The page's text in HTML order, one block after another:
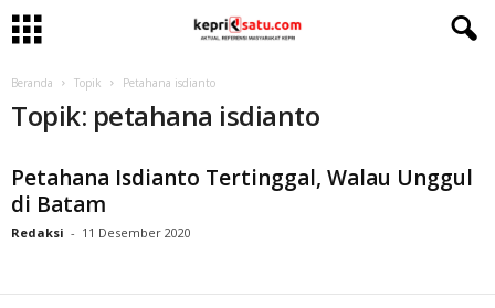
Beranda Topik Petahana isdianto
Topik: petahana isdianto
Petahana Isdianto Tertinggal, Walau Unggul
di Batam
Redaksi - 11 Desember 2020